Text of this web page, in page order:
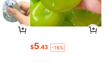
$5.43 -16%